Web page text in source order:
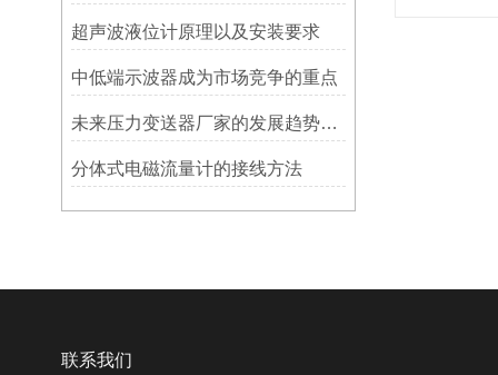
超声波液位计原理以及安装要求
中低端示波器成为市场竞争的重点
未来压力变送器厂家的发展趋势和挑战
分体式电磁流量计的接线方法
联系我们